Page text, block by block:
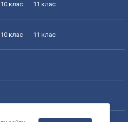
10 клас 11 клас
10 клас 11 клас